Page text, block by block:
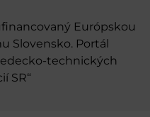
Európskou
Slovensko. Portál
technických
SR“